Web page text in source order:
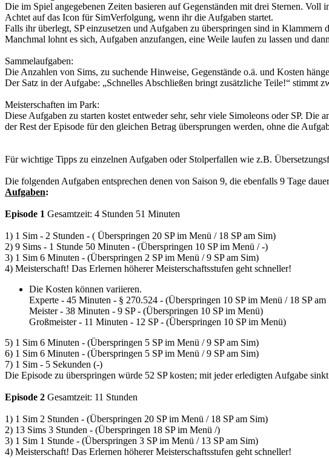
Die im Spiel angegebenen Zeiten basieren auf Gegenständen mit drei Sternen. Voll
Achtet auf das Icon für SimVerfolgung, wenn ihr die Aufgaben startet.
Falls ihr überlegt, SP einzusetzen und Aufgaben zu überspringen sind in Klammern
Manchmal lohnt es sich, Aufgaben anzufangen, eine Weile laufen zu lassen und
Sammelaufgaben:
Die Anzahlen von Sims, zu suchende Hinweise, Gegenstände o.ä. und Kosten
Der Satz in der Aufgabe: „Schnelles Abschließen bringt zusätzliche Teile!“ stimmt
Meisterschaften im Park:
Diese Aufgaben zu starten kostet entweder sehr, sehr viele Simoleons oder SP.
der Rest der Episode für den gleichen Betrag übersprungen werden, ohne die
Für wichtige Tipps zu einzelnen Aufgaben oder Stolperfallen wie z.B.
Die folgenden Aufgaben entsprechen denen von Saison 9, die ebenfalls 9 Tage
Aufgaben:
Episode 1 Gesamtzeit: 4 Stunden 51 Minuten
1) 1 Sim - 2 Stunden - ( Überspringen 20 SP im Menü / 18 SP am Sim)
2) 9 Sims - 1 Stunde 50 Minuten - (Überspringen 10 SP im Menü / -)
3) 1 Sim 6 Minuten - (Überspringen 2 SP im Menü / 9 SP am Sim)
4) Meisterschaft! Das Erlernen höherer Meisterschaftsstufen geht schneller!
Die Kosten können variieren.
Experte - 45 Minuten - § 270.524 - (Überspringen 10 SP im Menü / 18 SP am
Meister - 38 Minuten - 9 SP - (Überspringen 10 SP im Menü)
Großmeister - 11 Minuten - 12 SP - (Überspringen 10 SP im Menü)
5) 1 Sim 6 Minuten - (Überspringen 5 SP im Menü / 9 SP am Sim)
6) 1 Sim 6 Minuten - (Überspringen 5 SP im Menü / 9 SP am Sim)
7) 1 Sim - 5 Sekunden (-)
Die Episode zu überspringen würde 52 SP kosten; mit jeder erledigten Aufgabe
Episode 2 Gesamtzeit: 11 Stunden
1) 1 Sim 2 Stunden - (Überspringen 20 SP im Menü / 18 SP am Sim)
2) 13 Sims 3 Stunden - (Überspringen 18 SP im Menü /)
3) 1 Sim 1 Stunde - (Überspringen 3 SP im Menü / 13 SP am Sim)
4) Meisterschaft! Das Erlernen höherer Meisterschaftsstufen geht schneller!